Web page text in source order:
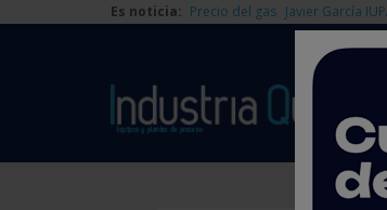
Es noticia: Precio del gas Javier García